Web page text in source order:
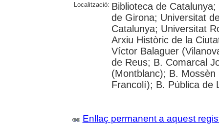
Localització: Biblioteca de
de Girona; Universitat
Catalunya; Universitat
Arxiu Històric de la
Víctor Balaguer
de Reus; B. Comarcal
(Montblanc); B.
Francolí); B. Pública de
Enllaç permanent a aquest